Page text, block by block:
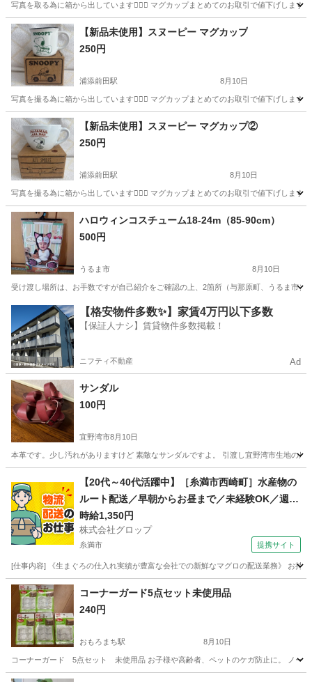
写真を取る為に箱から出しています🙇🏻‍♀️ マグカップまとめてのお取引で値下げします
沖縄 浦添市 浦添前田駅 マグカップ
【新品未使用】スヌーピー マグカップ
250円
浦添前田駅 8月10日
写真を撮る為に箱から出しています🙇🏻‍♀️ マグカップまとめてのお取引で値下げします⭕️
沖縄 浦添市 浦添前田駅 マグカップ
【新品未使用】スヌーピー マグカップ②
250円
浦添前田駅 8月10日
写真を撮る為に箱から出しています🙇🏻‍♀️ マグカップまとめてのお取引で値下げします⭕️
沖縄 浦添市 浦添前田駅 生活雑貨 マグカップ
ハロウィンコスチューム18-24m（85-90cm）
500円
うるま市 8月10日
受け渡し場所は、お手数ですが自己紹介をご確認の上、2箇所（与那原町、うるま市
うるま市 年中行事用品 コスチューム
【格安物件多数✨】家賃4万円以下多数
【保証人ナシ】賃貸物件多数掲載！
ニフティ不動産 Ad
サンダル
100円
宜野湾市8月10日
本革です。少し汚れがありますけど 素敵なサンダルですよ。 引渡し宜野湾市生地の店
その他 本革
【20代～40代活躍中】［糸満市西崎町］水産物の
ルート配送／早朝からお昼まで／未経験OK／週休
2日／時給1,350円＋ガソリン代／正社員登用前提
時給1,350円
株式会社グロップ
糸満市 提携サイト
[仕事内容] 《生まぐろの仕入れ実績が豊富な会社での新鮮なマグロの配送業務》 お持
沖縄 糸満市 ドライバー
コーナーガード5点セット未使用品
240円
おもろまち駅 8月10日
コーナーガード 5点セット 未使用品 お子様や高齢者、ペットのケガ防止に。 ノー